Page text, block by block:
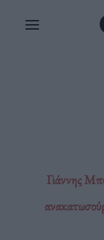
Γιάννης